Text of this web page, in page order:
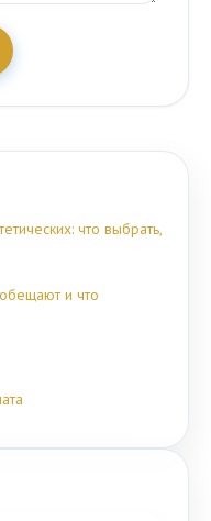
что выбрать,
и что